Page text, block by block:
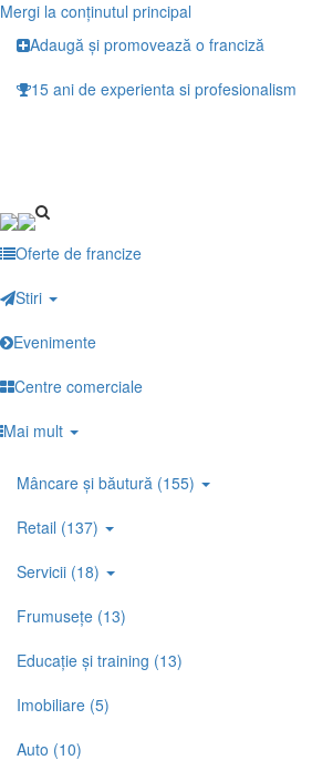
Mergi la conţinutul principal
Adaugă și promovează o franciză
15 ani de experienta si profesionalism
Oferte de francize
Stiri
Evenimente
Centre comerciale
Mai mult
Mâncare și băutură (155)
Retail (137)
Servicii (18)
Frumusețe (13)
Educație și training (13)
Imobiliare (5)
Auto (10)